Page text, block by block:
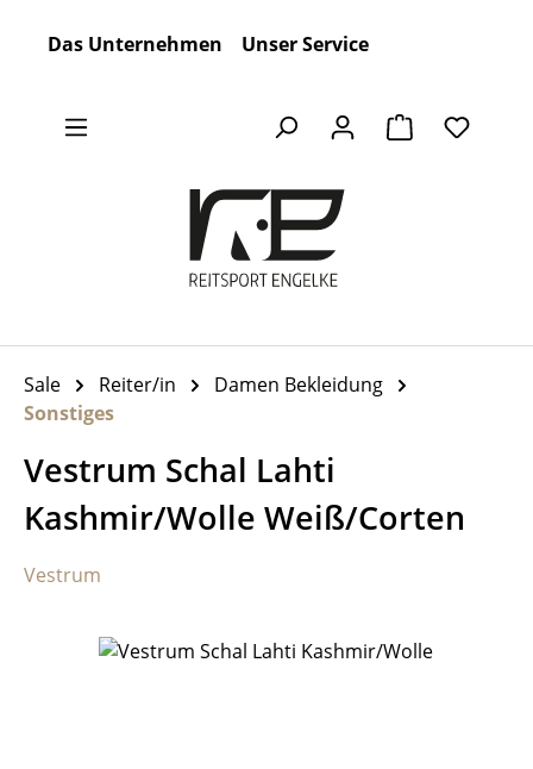
Das Unternehmen Unser Service
Warenkorb
Sale Reiter/in
Damen Bekleidung
Sonstiges
Vestrum Schal Lahti
Kashmir/Wolle Weiß/Corten
Vestrum
Bildergalerie überspringen